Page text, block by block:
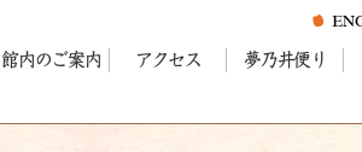
館内のご案内
アクセス 夢乃井便り